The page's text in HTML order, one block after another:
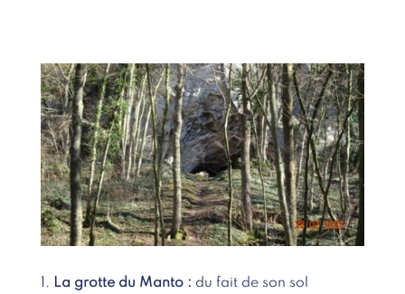
1. La grotte du Manto : du fait de son sol